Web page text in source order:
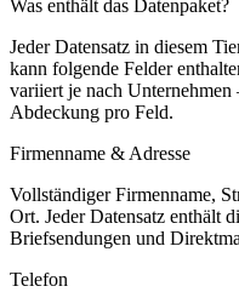
Was enthält das Datenpaket?
Jeder Datensatz in diesem
kann folgende Felder
variiert je nach
Abdeckung pro Feld.
Firmenname & Adresse
Vollständiger Firmenname,
Ort. Jeder Datensatz enthält
Briefsendungen und
Telefon